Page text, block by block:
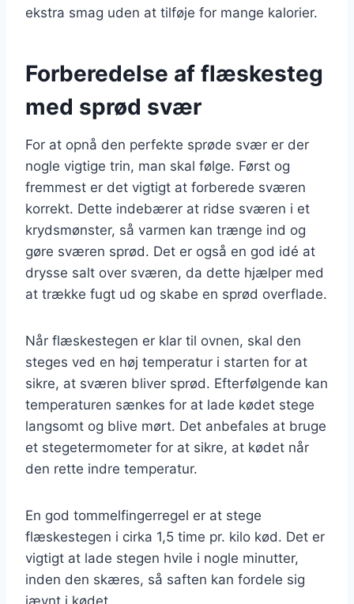
ekstra smag uden at tilføje for mange kalorier.
Forberedelse af flæskesteg
med sprød svær
For at opnå den perfekte sprøde svær er der
nogle vigtige trin, man skal følge. Først og
fremmest er det vigtigt at forberede sværen
korrekt. Dette indebærer at ridse sværen i et
krydsmønster, så varmen kan trænge ind og
gøre sværen sprød. Det er også en god idé at
drysse salt over sværen, da dette hjælper med
at trække fugt ud og skabe en sprød overflade.
Når flæskestegen er klar til ovnen, skal den
steges ved en høj temperatur i starten for at
sikre, at sværen bliver sprød. Efterfølgende kan
temperaturen sænkes for at lade kødet stege
langsomt og blive mørt. Det anbefales at bruge
et stegetermometer for at sikre, at kødet når
den rette indre temperatur.
En god tommelfingerregel er at stege
flæskestegen i cirka 1,5 time pr. kilo kød. Det er
vigtigt at lade stegen hvile i nogle minutter,
inden den skæres, så saften kan fordele sig
jævnt i kødet.